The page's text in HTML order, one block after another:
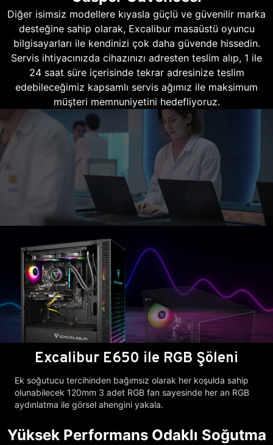
Diğer isimsiz modellere kıyasla güçlü ve güvenilir marka
desteğine sahip olarak, Excalibur masaüstü oyuncu
bilgisayarları ile kendinizi çok daha güvende hissedin.
Servis ihtiyacınızda cihazınızı adresten teslim alıp, 1 ile
24 saat süre içerisinde tekrar adresinize teslim
edebileceğimiz kapsamlı servis ağımız ile maksimum
müşteri memnuniyetini hedefliyoruz.
Excalibur E650 ile RGB Şöleni
Ek soğutucu tercihinden bağımsız olarak her koşulda sahip
olunabilecek 120mm 3 adet RGB fan sayesinde her an RGB
aydınlatma ile görsel ahengini yakala.
Yüksek Performans Odaklı Soğutma